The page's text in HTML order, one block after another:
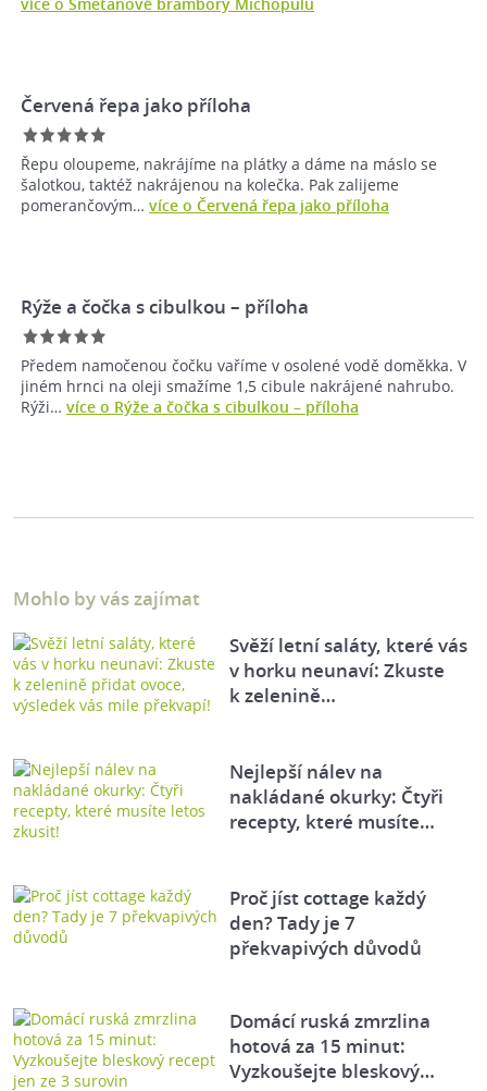
Červená řepa jako příloha
Řepu oloupeme, nakrájíme na plátky a dáme na máslo se
šalotkou, taktéž nakrájenou na kolečka. Pak zalijeme
pomerančovým… více o Červená řepa jako příloha
Rýže a čočka s cibulkou –⁠ příloha
Předem namočenou čočku vaříme v osolené vodě doměkka. V
jiném hrnci na oleji smažíme 1,5 cibule nakrájené nahrubo.
Rýži… více o Rýže a čočka s cibulkou –⁠ příloha
Mohlo by vás zajímat
Svěží letní saláty, které vás
v horku neunaví: Zkuste
k zelenině…
Nejlepší nálev na
nakládané okurky: Čtyři
recepty, které musíte…
Proč jíst cottage každý
den? Tady je 7
překvapivých důvodů
Domácí ruská zmrzlina
hotová za 15 minut:
Vyzkoušejte bleskový…